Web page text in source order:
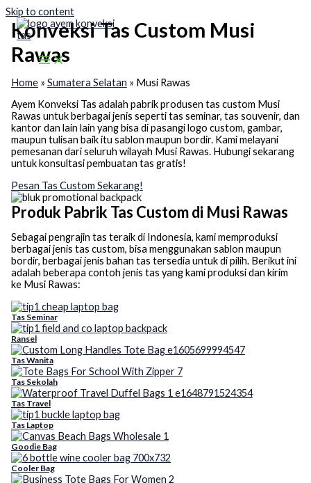
Skip to content
Konveksi Tas Custom Musi
Rawas
Home» Sumatera Selatan » Musi Rawas
Ayem Konveksi Tas adalah pabrik produsen tas custom Musi
Rawas untuk berbagai jenis seperti tas seminar, tas souvenir, dan
kantor dan lain lain yang bisa di pasangi logo custom, gambar,
maupun tulisan baik itu sablon maupun bordir. Kami melayani
pemesanan dari seluruh wilayah Musi Rawas. Hubungi sekarang
untuk konsultasi pembuatan tas gratis!
Pesan Tas Custom Sekarang!
Produk Pabrik Tas Custom di Musi Rawas
Sebagai pengrajin tas teraik di Indonesia, kami memproduksi
berbagai jenis tas custom, bisa menggunakan sablon maupun
bordir, berbagai jenis bahan tas tersedia untuk di pilih. Berikut ini
adalah beberapa contoh jenis tas yang kami produksi dan kirim
ke Musi Rawas:
Tas Seminar
Ransel
Tas Wanita
Tas Sekolah
Tas Travel
Tas Laptop
Goodie Bag
Cooler Bag